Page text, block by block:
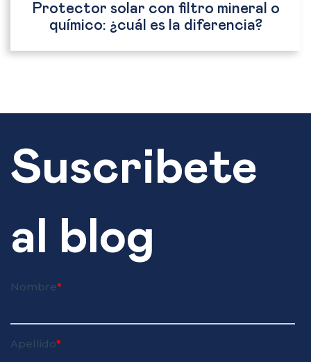
Protector solar con filtro mineral o
químico: ¿cuál es la diferencia?
Suscribete
al blog